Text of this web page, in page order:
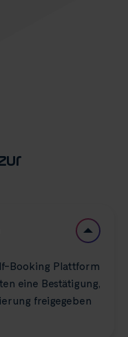
Booking Plattform
eine Bestätigung,
freigegeben